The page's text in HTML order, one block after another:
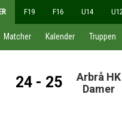
F19 F16 U14
Matcher Kalender Truppen
24 - 25
Arbrå HK
Damer